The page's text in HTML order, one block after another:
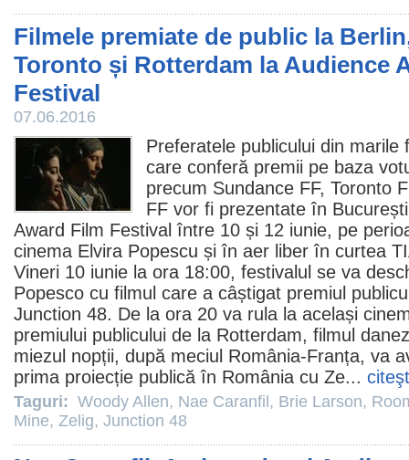
Filmele premiate de public la
Toronto și Rotterdam la Audience
Festival
07.06.2016
Preferatele publicului din marile
care conferă premii pe baza
precum Sundance FF, Toronto
FF vor fi prezentate în
Award Film Festival între 10 și 12 iunie, pe
cinema Elvira Popescu și în aer liber în curtea
Vineri 10 iunie la ora 18:00, festivalul se va
Popesco cu filmul care a câștigat premiul
Junction 48. De la ora 20 va rula la același
premiului publicului de la Rotterdam, filmul
miezul nopții, după meciul România-Franța, va
prima proiecție publică în România cu Ze...
Taguri: Woody Allen, Nae Caranfil , Brie Larson,
Mine, Zelig, Junction 48